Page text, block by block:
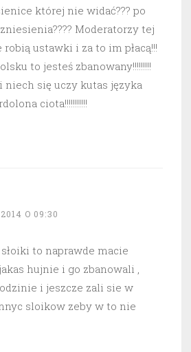
której nie widać??? po
Moderatorzy tej
ustawki i za to im płacą!!!
to jesteś zbanowany!!!!!!!!!
niech się uczy kutas języka
ciota!!!!!!!!!!!
O 09:30
to naprawde macie
hujnie i go zbanowali ,
i jeszcze zali sie w
sloikow zeby w to nie